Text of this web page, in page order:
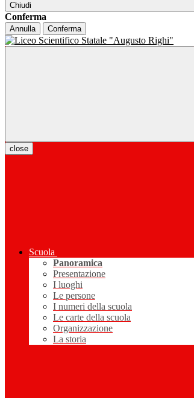
Chiudi
Conferma
Annulla Conferma
close
Scuola
Panoramica
Presentazione
I luoghi
Le persone
I numeri della scuola
Le carte della scuola
Organizzazione
La storia